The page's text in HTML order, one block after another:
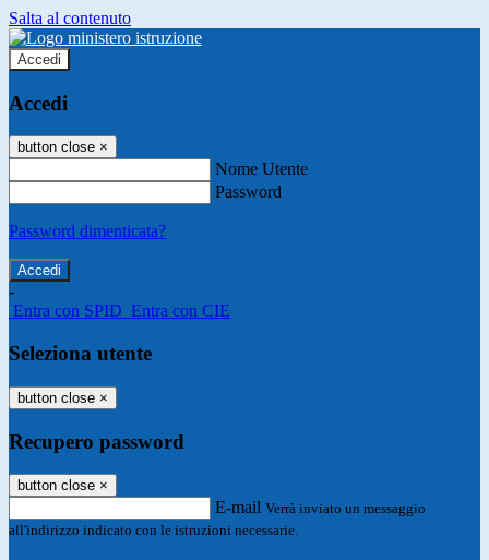
Salta al contenuto
Accedi
Accedi
button close ×
Nome Utente
Password
Password dimenticata?
-
Entra con SPID Entra con CIE
Seleziona utente
button close ×
Recupero password
button close ×
E-mail Verrà inviato un messaggio
all'indirizzo indicato con le istruzioni necessarie.